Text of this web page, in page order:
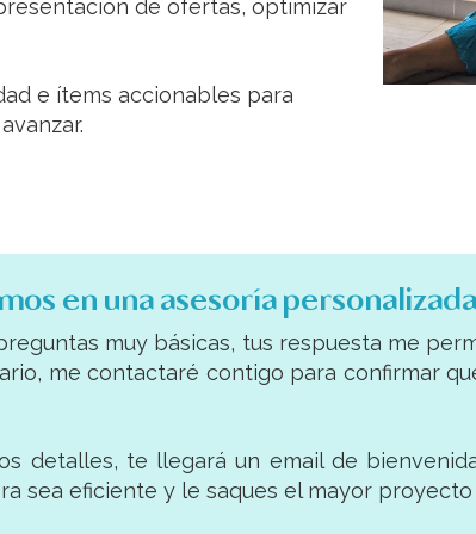
de ofertas, optimizar
e ítems accionables para
en una asesoría personalizada
muy básicas, tus respuesta me
me contactaré contigo para confirmar
detalles, te llegará un email de
sea eficiente y le saques el mayor proyecto